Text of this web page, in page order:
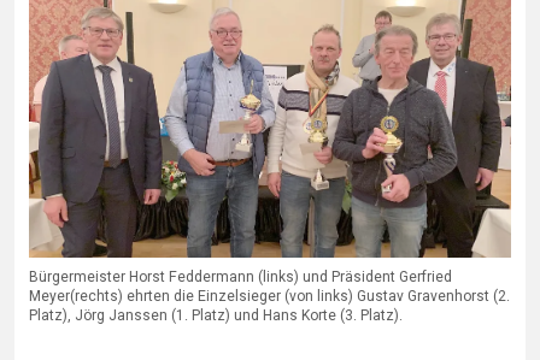
Bürgermeister Horst Feddermann (links) und Präsident Gerfried
Meyer(rechts) ehrten die Einzelsieger (von links) Gustav Gravenhorst (2.
Platz), Jörg Janssen (1. Platz) und Hans Korte (3. Platz).